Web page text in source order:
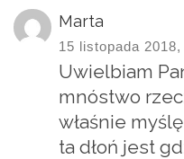
Marta
15 listopada 2018,
Uwielbiam
mnóstwo
właśnie
ta dłoń jest